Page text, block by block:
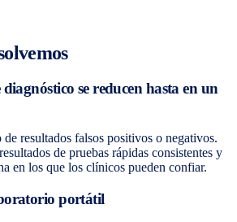
se reducen hasta en un
de resultados falsos positivos o negativos.
de pruebas rápidas consistentes y
en los que los clínicos pueden confiar.
portátil